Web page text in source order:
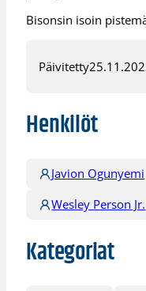
Bisonsin isoin
Päivitetty
Henkilöt
Javion Ogunyemi
Wesley Person Jr.
Kategoriat